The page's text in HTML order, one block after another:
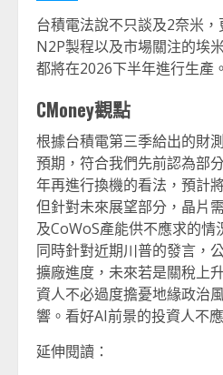
台積電法說不只談及2奈米
N2P製程以及市場關注的埃
都將在2026下半年進行生產。
CMoney觀點
根據台積電第三季給出的財
預期，符合我們先前認為部
年再進行換機的看法，預計
但針對未來展望部分，晶片
及CoWoS產能供不應求的情
同時針對近期川普的發言，
擴廠進度，未來若是關稅上
資人不必過度擔憂地緣政治
響。看好AI前景的投資人不
延伸閱讀：